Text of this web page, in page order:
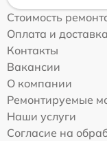
Стоимость
Оплата и доставка
Контакты
Вакансии
О компании
Ремонтируемые
Наши услуги
Согласие на